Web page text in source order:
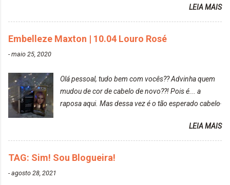
diria que gosto mais de fotografar, mas comecei a
gostar bastante de ser a minha modelo. Você tem
uma boa câmera para fotografar? Ainda não tenho
uma super câmera profissional. Por enquanto, a
suas fotos? Sim. Posto aqui e pelas minhas páginas.
Tumblr, We heart it, ou instagram? Instagram. Eu
particularmente não gosto de Tumblr e nem do We
elas fiquem no modo original? Sou do time foto
LEIA MAIS
Embelleze Maxton | 10.04 Louro Rosé
-maio 25, 2020
Olá pessoal, tudo bem com vocês?? Advinha quem
mudou de cor de cabelo de novo??! Pois é... a
raposa aqui. Mas dessa vez é o tão esperado cabelo
Louro Rosé Se vocês não acompanharam a saga do
meu cabelo colorido, vou deixar aqui embaixo, o link
de todos que fiz para vocês verem: ✨ Alfaparf | Alta
Moda é... Creative Crazy Colors Pink
LEIA MAIS
TAG: Sim! Sou Blogueira!
-agosto 28, 2021